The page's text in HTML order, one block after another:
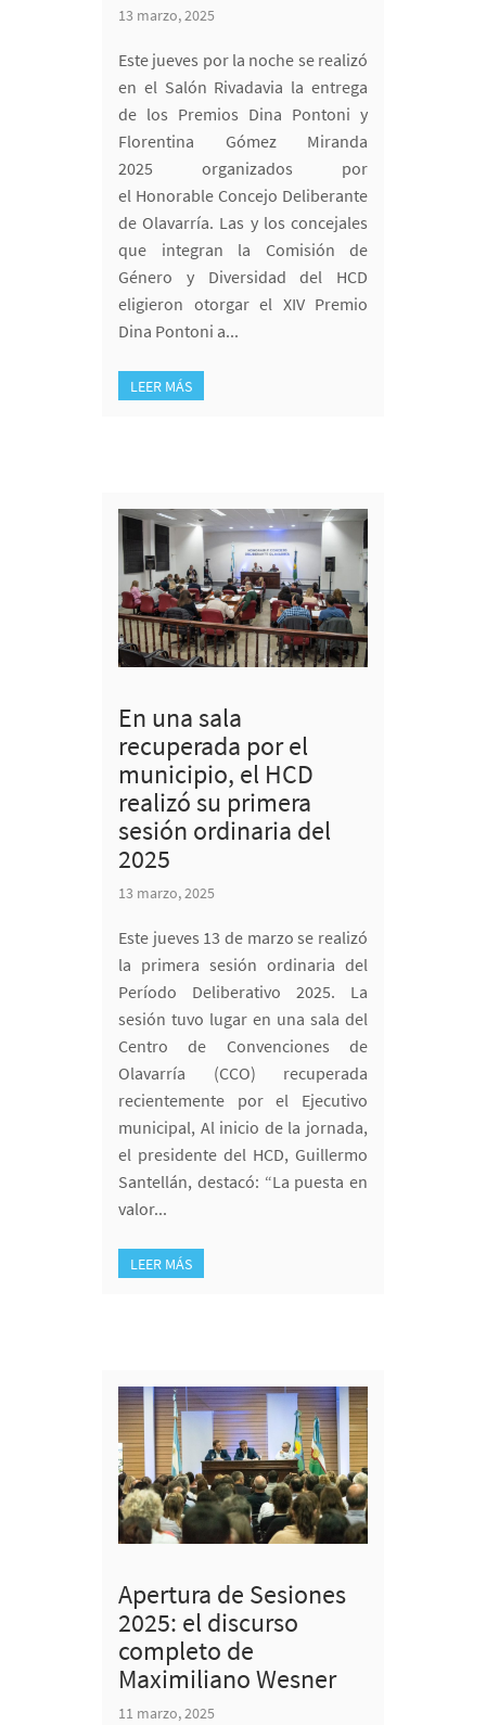
13 marzo, 2025
Este jueves por la noche se realizó
en el Salón Rivadavia la entrega
de los Premios Dina Pontoni y
Florentina Gómez Miranda
2025 organizados por
el Honorable Concejo Deliberante
de Olavarría. Las y los concejales
que integran la Comisión de
Género y Diversidad del HCD
eligieron otorgar el XIV Premio
Dina Pontoni a...
LEER MÁS
En una sala
recuperada por el
municipio, el HCD
realizó su primera
sesión ordinaria del
2025
13 marzo, 2025
Este jueves 13 de marzo se realizó
la primera sesión ordinaria del
Período Deliberativo 2025. La
sesión tuvo lugar en una sala del
Centro de Convenciones de
Olavarría (CCO) recuperada
recientemente por el Ejecutivo
municipal, Al inicio de la jornada,
el presidente del HCD, Guillermo
Santellán, destacó: “La puesta en
valor...
LEER MÁS
Apertura de Sesiones
2025: el discurso
completo de
Maximiliano Wesner
11 marzo, 2025